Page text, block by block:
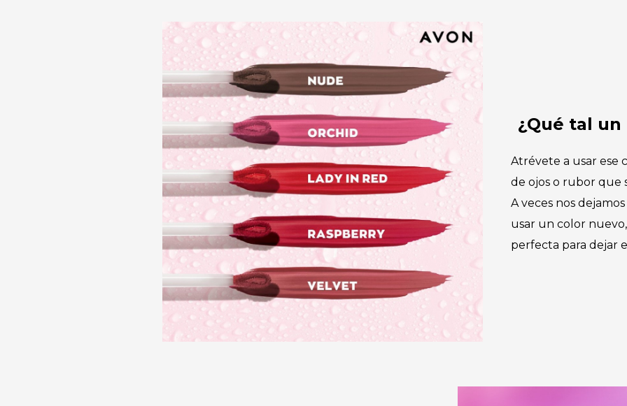
¿Qué tal
Atrévete a usar ese
de ojos o rubor que
A veces nos
usar un color
perfecta para dejar